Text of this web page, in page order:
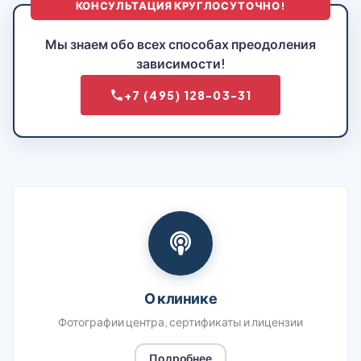
КОНСУЛЬТАЦИЯ КРУГЛОСУТОЧНО!
Мы знаем обо всех способах преодоления
зависимости!
+7 (495) 128-03-31
О клинике
Фотографии центра, сертификаты и лицензии
Подробнее